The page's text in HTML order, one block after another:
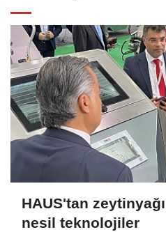
HAUS'tan
nesil teknolojiler